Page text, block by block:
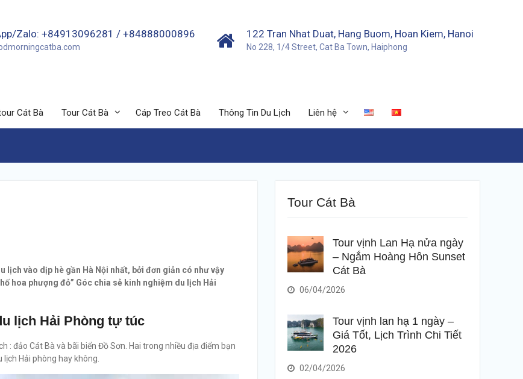
Zalo: +84913096281 / +84888000896 122 Tran Nhat Duat, Hang Buom, Hoan Kiem, Hanoi
No 228, 1/4 Street, Cat Ba Town, Haiphong
Cát Bà Tour Cát Bà Cáp Treo Cát Bà Thông Tin Du Lịch Liên hệ
vào dịp hè gần Hà Nội nhất, bởi đơn giản có như vậy
hoa phượng đỏ” Góc chia sẻ kinh nghiệm du lịch Hải
lịch Hải Phòng tự túc
: đảo Cát Bà và bãi biển Đồ Sơn. Hai trong nhiều địa điểm bạn
Hải phòng hay không.
Tour Cát Bà
Tour vịnh Lan Hạ nửa ngày
– Ngắm Hoàng Hôn Sunset
Cát Bà
06/04/2026
Tour vịnh lan hạ 1 ngày –
Giá Tốt, Lịch Trình Chi Tiết
2026
02/04/2026